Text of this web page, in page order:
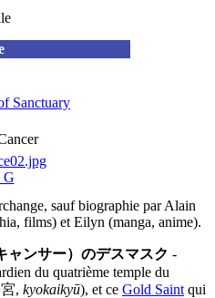
Sanctuary
G
sauf biographie par Alain
films) et Eilyn (manga, anime).
ャンサー）のデスマスク -
du quatrième temple du
, kyokaikyū), et ce Gold Saint qui